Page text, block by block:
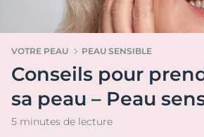
VOTRE PEAU PEAU SENSIBLE
Conseils pour
sa peau – Peau
5 minutes de lecture